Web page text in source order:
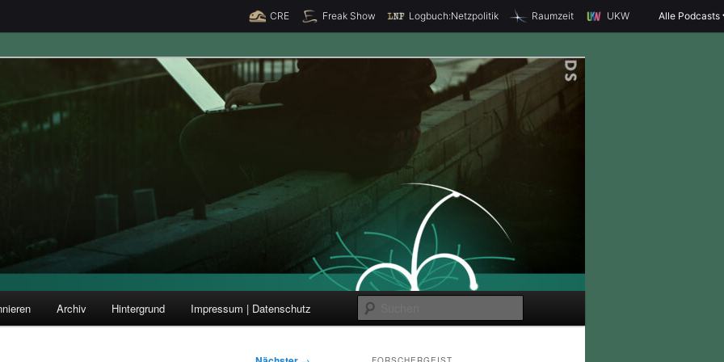
CRE Freak Show Logbuch:Netzpolitik Raumzeit UKW Alle Podcasts
und Forschung
u
Archiv Hintergrund Impressum | Datenschutz